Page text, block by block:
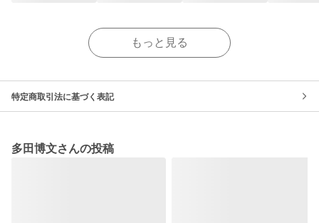
もっと見る
特定商取引法に基づく表記
多田博文さんの投稿